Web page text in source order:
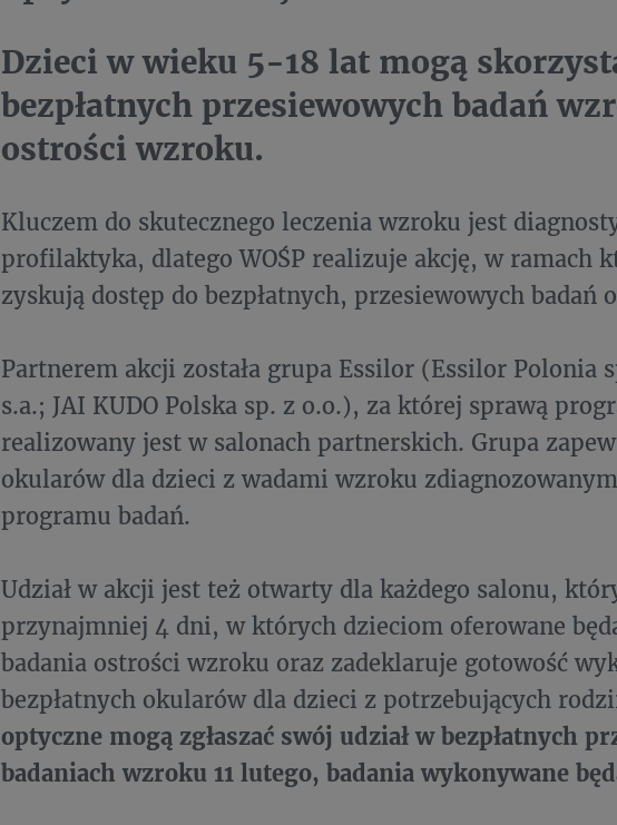
Dzieci w wieku 5-18 lat mogą
bezpłatnych przesiewowych badań
ostrości wzroku.
Kluczem do skutecznego leczenia wzroku jest
profilaktyka, dlatego WOŚP realizuje akcję, w ramach
zyskują dostęp do bezpłatnych, przesiewowych badań
Partnerem akcji została grupa Essilor (Essilor Polonia
s.a.; JAI KUDO Polska sp. z o.o.), za której sprawą
realizowany jest w salonach partnerskich. Grupa
okularów dla dzieci z wadami wzroku
programu badań.
Udział w akcji jest też otwarty dla każdego salonu,
przynajmniej 4 dni, w których dzieciom oferowane
badania ostrości wzroku oraz zadeklaruje gotowość
bezpłatnych okularów dla dzieci z potrzebujących
optyczne mogą zgłaszać swój udział w bezpłatnych
badaniach wzroku 11 lutego, badania wykonywane